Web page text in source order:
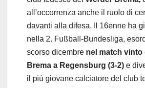
all’occorrenza anche il ruolo di
davanti alla difesa. Il 16enne ha
nella 2. Fußball-Bundesliga,
scorso dicembre nel match vinto
Brema a Regensburg (3-2) e
il più giovane calciatore del club